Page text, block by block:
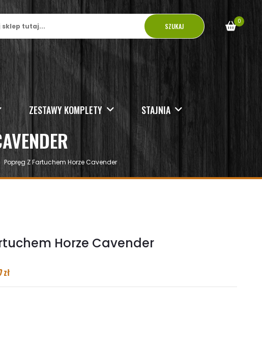
SZUKAJ
0
ZESTAWY KOMPLETY
STAJNIA
Popręg Z Fartuchem Horze Cavender
Horze Cavender
zł